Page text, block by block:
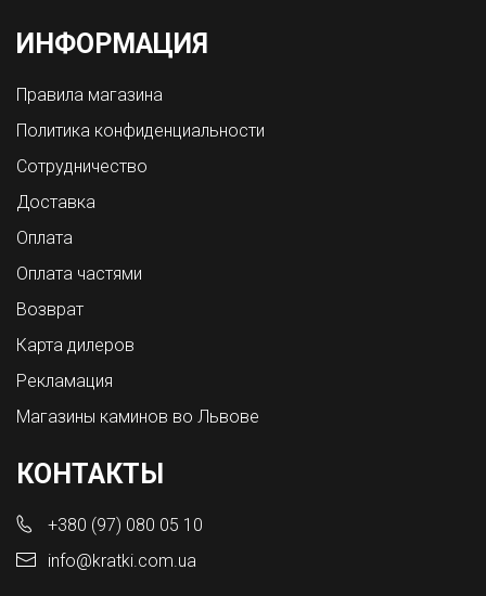
ИНФОРМАЦИЯ
Правила магазина
Политика конфиденциальности
Сотрудничество
Доставка
Оплата
Оплата частями
Возврат
Карта дилеров
Рекламация
Магазины каминов во Львове
КОНТАКТЫ
+380 (97) 080 05 10
info@kratki.com.ua